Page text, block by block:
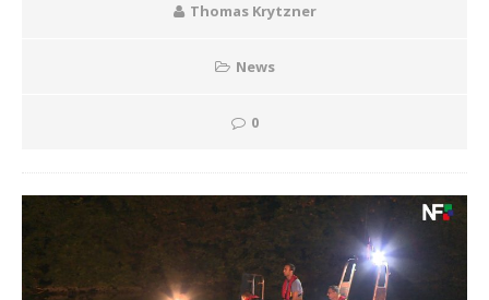
Thomas Krytzner
News
0